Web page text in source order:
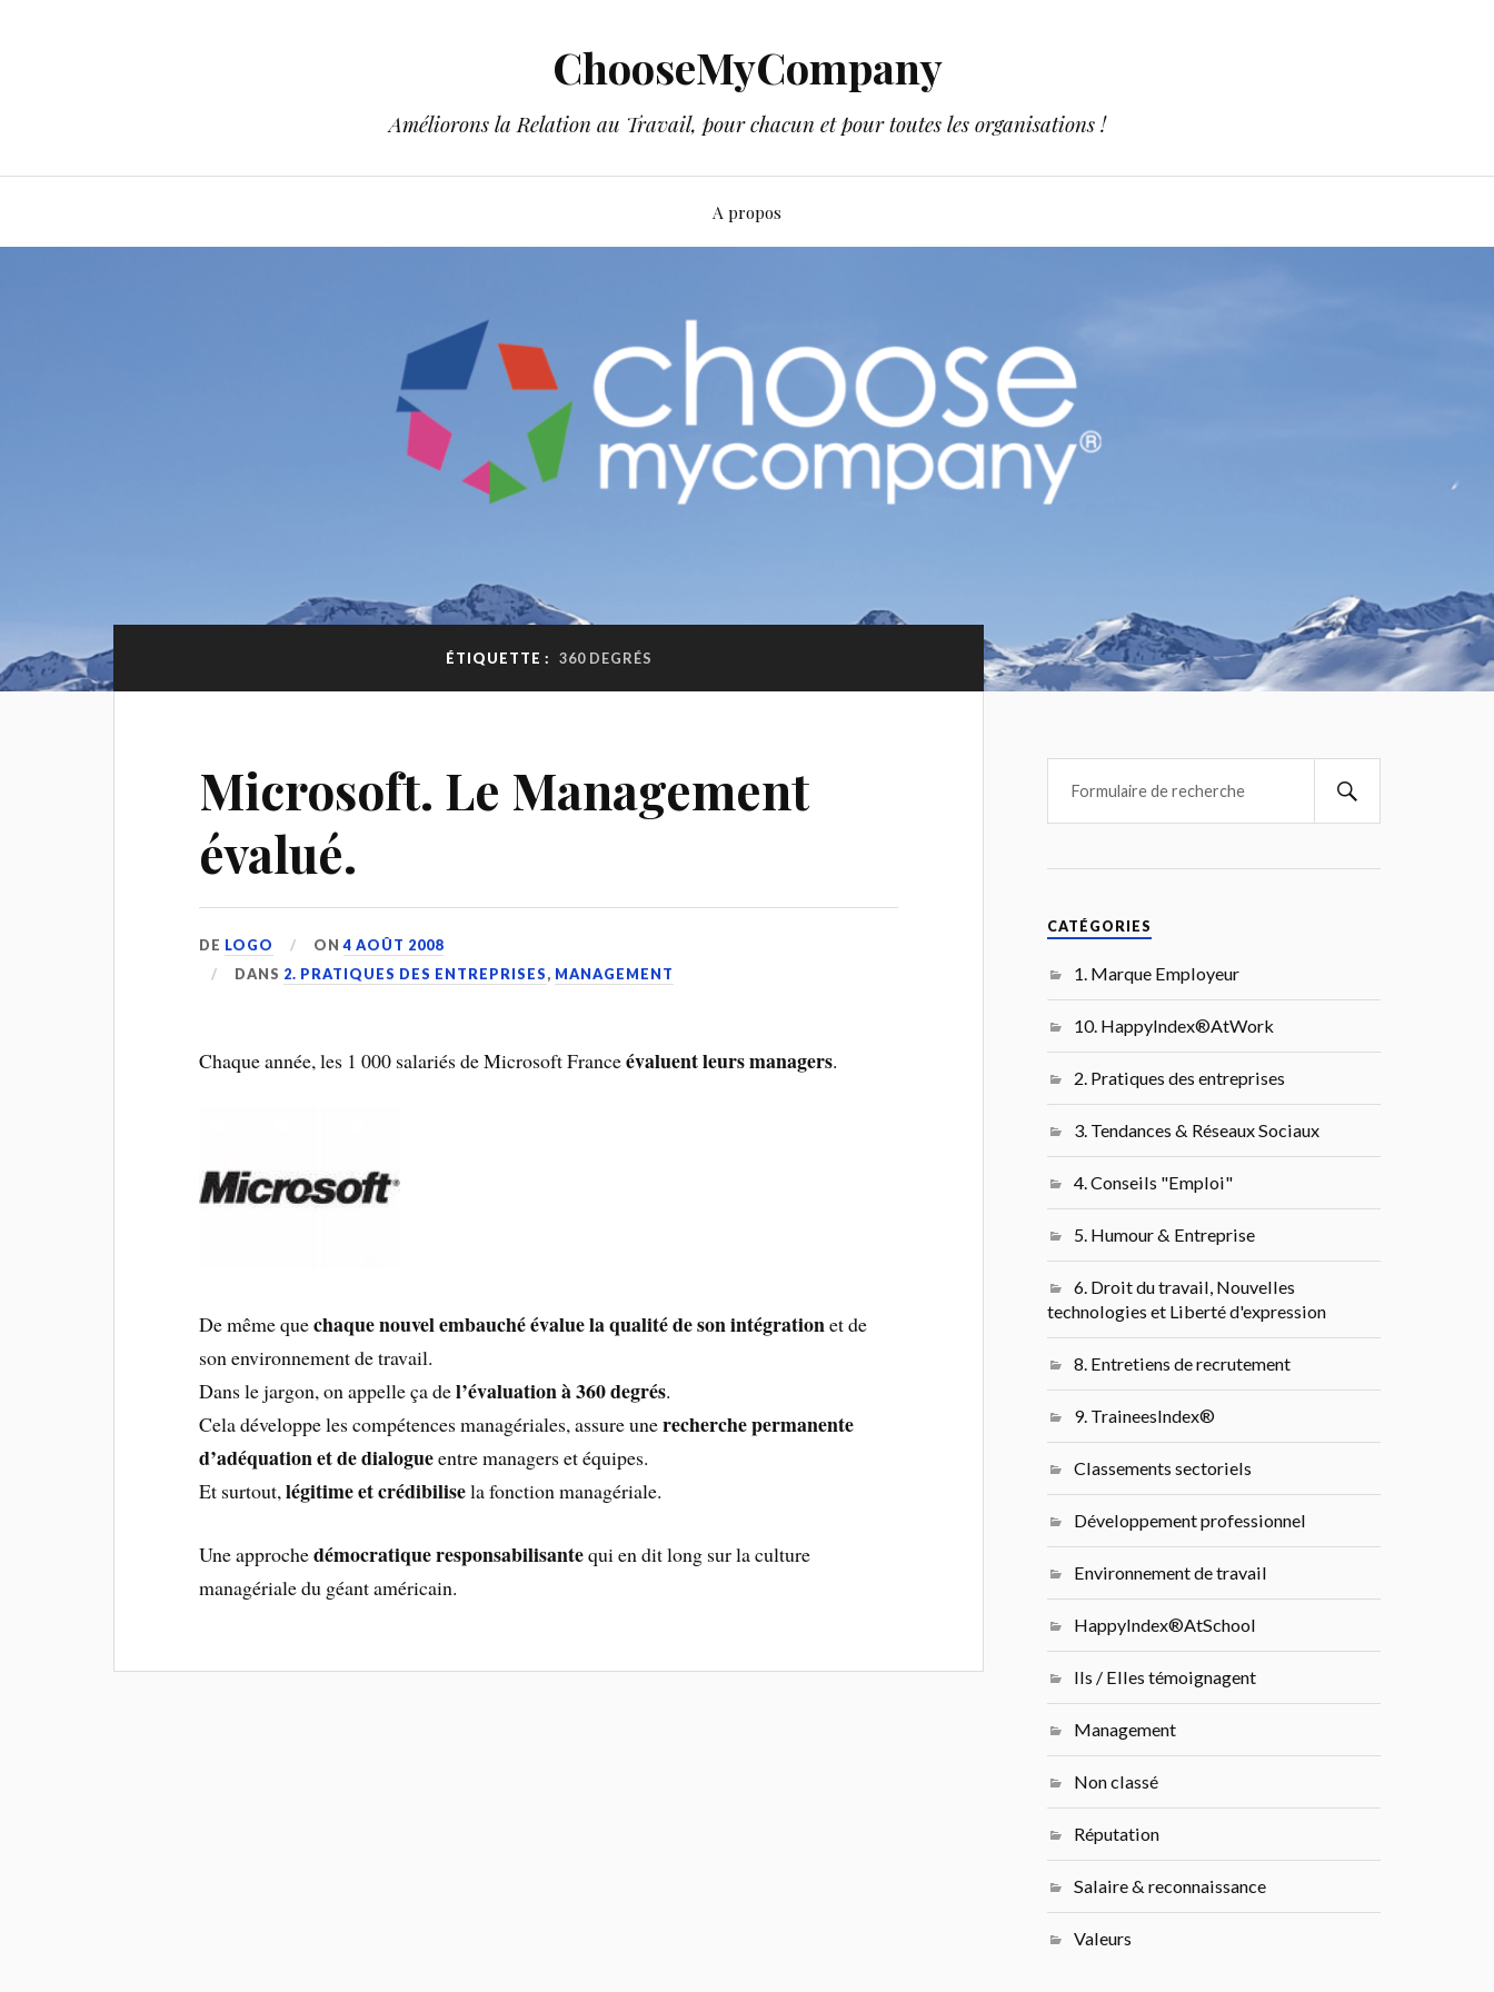
ChooseMyCompany
Améliorons la Relation au Travail, pour chacun et pour toutes les organisations !
A propos
ÉTIQUETTE : 360 DEGRÉS
Microsoft. Le Management
évalué.
DE LOGO ON4 AOÛT 2008
DANS 2. PRATIQUES DES ENTREPRISES, MANAGEMENT
Chaque année, les 1 000 salariés de Microsoft Franceévaluent leurs managers.
De même quechaque nouvel embauché évalue la qualité de son intégrationet de
son environnement de travail.
Dans le jargon, on appelle ça del’évaluation à 360 degrés.
Cela développe les compétences managériales, assure unerecherche permanente
d’adéquation et de dialogueentre managers et équipes.
Et surtout,légitime et crédibilisela fonction managériale.
Une approchedémocratique responsabilisantequi en dit long sur la culture
managériale du géant américain.
CATÉGORIES
1. Marque Employeur
10. HappyIndex®AtWork
2. Pratiques des entreprises
3. Tendances & Réseaux Sociaux
4. Conseils "Emploi"
5. Humour & Entreprise
6. Droit du travail, Nouvelles
technologies et Liberté d'expression
8. Entretiens de recrutement
9. TraineesIndex®
Classements sectoriels
Développement professionnel
Environnement de travail
HappyIndex®AtSchool
Ils / Elles témoignagent
Management
Non classé
Réputation
Salaire & reconnaissance
Valeurs